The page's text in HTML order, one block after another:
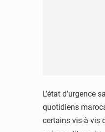
L’état d’urgence
quotidiens
certains vis-à-vis